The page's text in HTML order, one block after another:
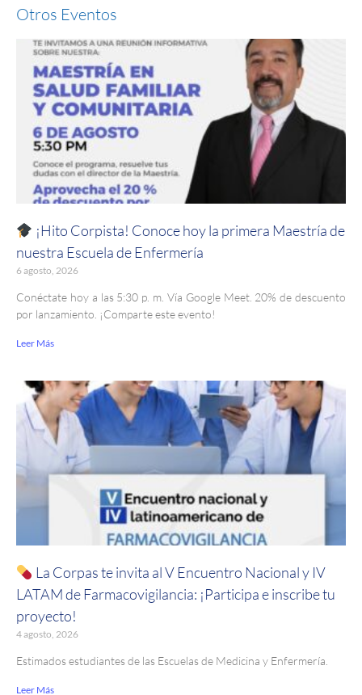
Otros Eventos
¡Hito Corpista! Conoce hoy la primera Maestría de
nuestra Escuela de Enfermería
6 agosto, 2026
Conéctate hoy a las 5:30 p. m. Vía Google Meet. 20% de descuento
por lanzamiento. ¡Comparte este evento!
Leer Más
La Corpas te invita al V Encuentro Nacional y IV
LATAM de Farmacovigilancia: ¡Participa e inscribe tu
proyecto!
4 agosto, 2026
Estimados estudiantes de las Escuelas de Medicina y Enfermería.
Leer Más